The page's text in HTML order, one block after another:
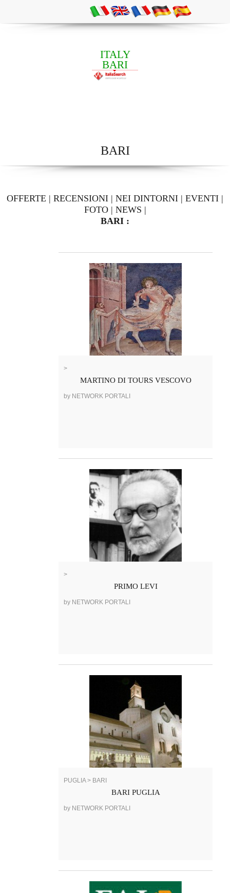
ITALY
BARI
BARI
OFFERTE | RECENSIONI | NEI DINTORNI | EVENTI |
FOTO| NEWS |
BARI :
>
MARTINO DI TOURS VESCOVO
by NETWORK PORTALI
>
PRIMO LEVI
by NETWORK PORTALI
PUGLIA > BARI
BARI PUGLIA
by NETWORK PORTALI